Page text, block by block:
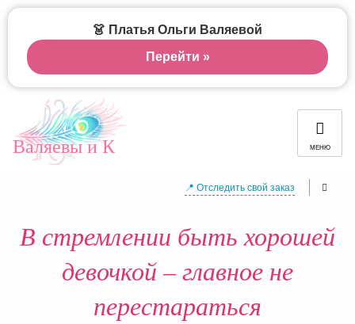
Валяевы и К МЕНЮ
📍 Отследить свой заказ
В стремлении быть хорошей
девочкой – главное не
перестараться
👗 Платья Ольги Валяевой
Перейти »